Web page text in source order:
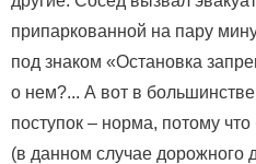
припаркованной на пару
под знаком «Остановка
о нем?... А вот в
поступок – норма, потому
(в данном случае дорожного